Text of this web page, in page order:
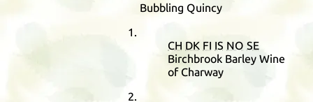
Bubbling Quincy
CH DK FI IS NO SE
Birchbrook Barley Wine
of Charway